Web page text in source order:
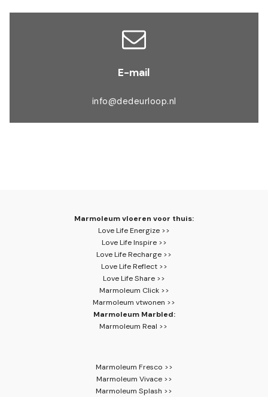
E-mail
info@dedeurloop.nl
Marmoleum vloeren voor thuis:
Love Life Energize >>
Love Life Inspire >>
Love Life Recharge >>
Love Life Reflect >>
Love Life Share >>
Marmoleum Click >>
Marmoleum vtwonen >>
Marmoleum Marbled:
Marmoleum Real >>
Marmoleum Fresco >>
Marmoleum Vivace >>
Marmoleum Splash >>